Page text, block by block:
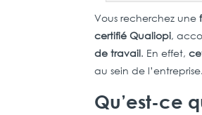
Vous recherchez une
certifié Qualiopi,
de travail. En effet,
au sein de
Qu’est-ce